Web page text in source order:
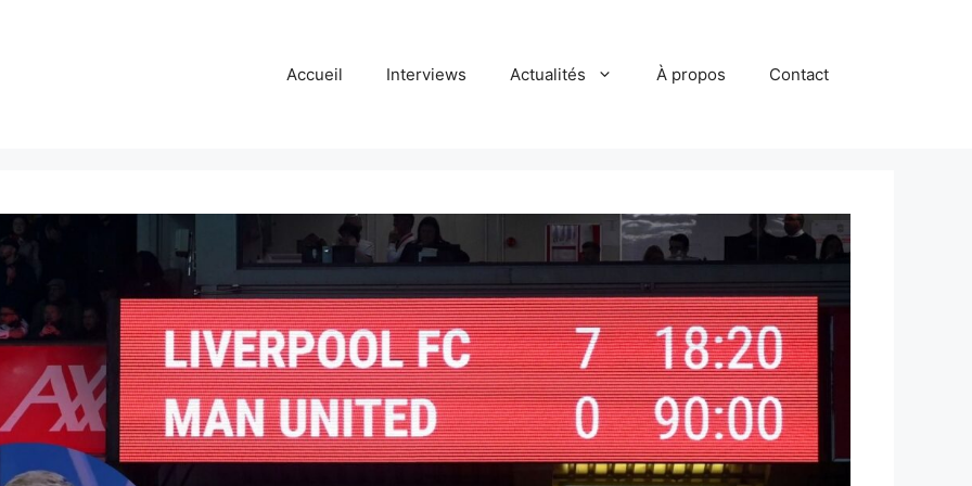
Accueil Interviews Actualités À propos Contact